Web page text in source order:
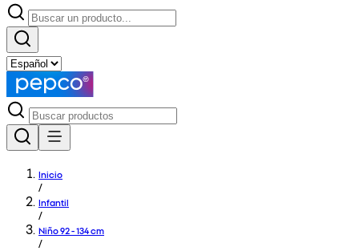
Inicio
/
Infantil
/
Niño 92 - 134 cm
/